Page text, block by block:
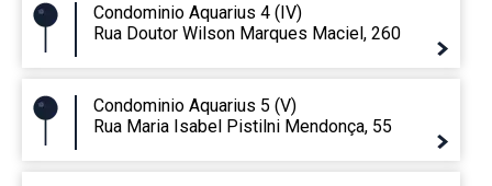
Condominio Aquarius 4 (IV)
Rua Doutor Wilson Marques Maciel, 260
Condominio Aquarius 5 (V)
Rua Maria Isabel Pistilni Mendonça, 55